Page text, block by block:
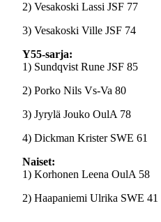
2) Vesakoski Lassi JSF 77
3) Vesakoski Ville JSF 74
Y55-sarja:
1) Sundqvist Rune JSF 85
2) Porko Nils Vs-Va 80
3) Jyrylä Jouko OulA 78
4) Dickman Krister SWE 61
Naiset:
1) Korhonen Leena OulA 58
2) Haapaniemi Ulrika SWE 41